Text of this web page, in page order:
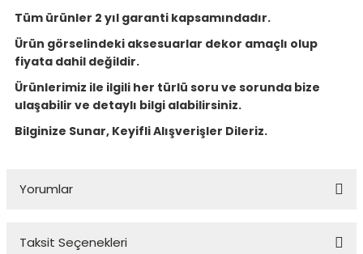
Tüm ürünler 2 yıl garanti kapsamındadır.
Ürün görselindeki aksesuarlar dekor amaçlı olup
fiyata dahil değildir.
Ürünlerimiz ile ilgili her türlü soru ve sorunda bize
ulaşabilir ve detaylı bilgi alabilirsiniz.
Bilginize Sunar, Keyifli Alışverişler Dileriz.
Yorumlar
Taksit Seçenekleri